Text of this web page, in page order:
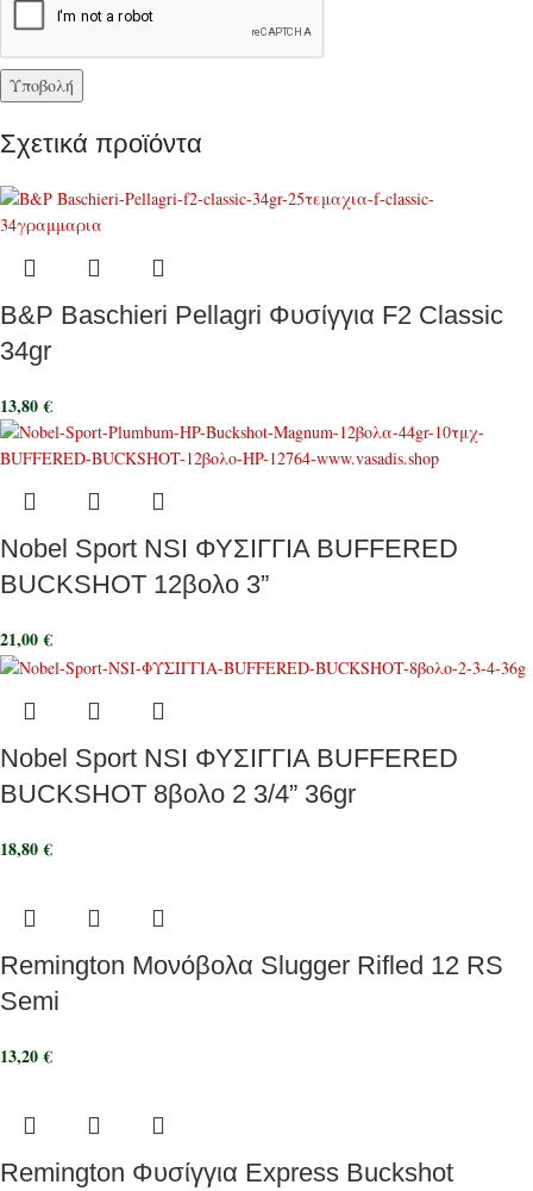
Σχετικά προϊόντα
B&P Baschieri Pellagri Φυσίγγια F2 Classic
34gr
13,80€
Nobel Sport NSI ΦΥΣΙΓΓΙΑ BUFFERED
BUCKSHOT 12βολο 3”
21,00€
Nobel Sport NSI ΦΥΣΙΓΓΙΑ BUFFERED
BUCKSHOT 8βολο 2 3/4” 36gr
18,80€
Remington Μονόβολα Slugger Rifled 12 RS
Semi
13,20€
Remington Φυσίγγια Express Buckshot